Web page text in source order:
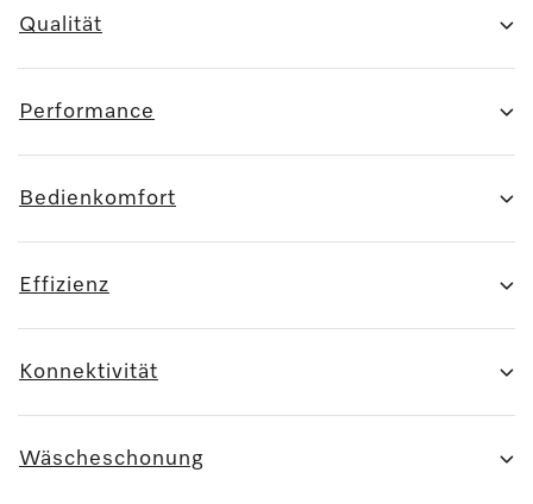
Qualität
Performance
Bedienkomfort
Effizienz
Konnektivität
Wäscheschonung